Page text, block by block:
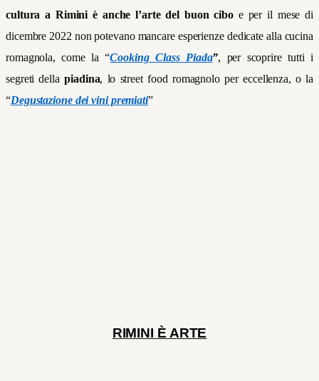
cultura a Rimini è anche l’arte del buon cibo e per il mese di
dicembre 2022 non potevano mancare esperienze dedicate alla cucina
romagnola, come la “Cooking Class Piada”, per scoprire tutti i
segreti dellapiadina, lo street food romagnolo per eccellenza, o la
“Degustazione dei vini premiati”
RIMINI È ARTE